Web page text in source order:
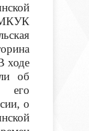
ходе
об
его
о